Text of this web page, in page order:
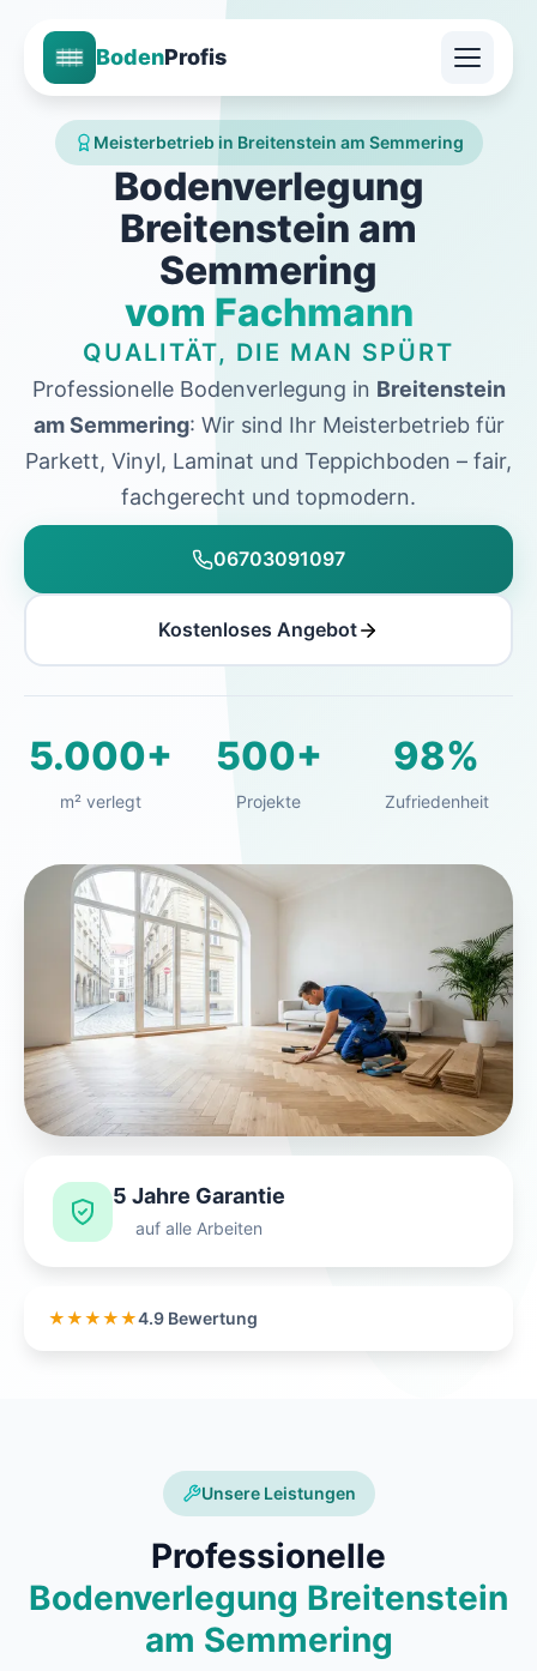
BodenProfis
Meisterbetrieb in Breitenstein am Semmering
Bodenverlegung
Breitenstein am
Semmering
vom Fachmann
QUALITÄT, DIE MAN SPÜRT
Professionelle Bodenverlegung in Breitenstein
am Semmering: Wir sind Ihr Meisterbetrieb für
Parkett, Vinyl, Laminat und Teppichboden – fair,
fachgerecht und topmodern.
06703091097
Kostenloses Angebot
5.000+
m² verlegt
500+
Projekte
98%
Zufriedenheit
5 Jahre Garantie
auf alle Arbeiten
★★★★★4.9 Bewertung
Unsere Leistungen
Professionelle
Bodenverlegung Breitenstein
am Semmering